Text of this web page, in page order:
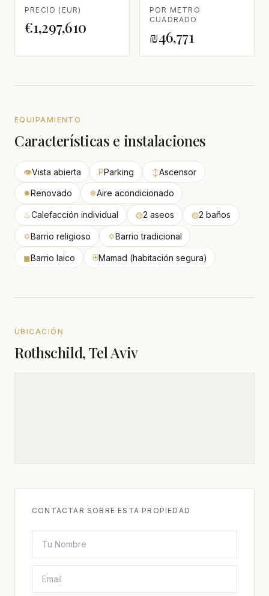
PRECIO (EUR)
€1,297,610
POR METRO
CUADRADO
₪46,771
EQUIPAMIENTO
Características e instalaciones
👁Vista abierta PParking ↕Ascensor
✹Renovado ❄Aire acondicionado
♨Calefacción individual ◍2 aseos ◍2 baños
✡Barrio religioso ✡Barrio tradicional
◼Barrio laico ⛨Mamad (habitación segura)
UBICACIÓN
Rothschild, Tel Aviv
CONTACTAR SOBRE ESTA PROPIEDAD